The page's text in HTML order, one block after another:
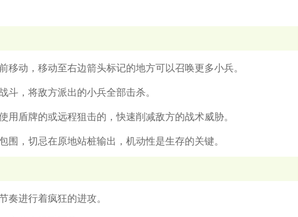
动，移动至右边箭头标记的地方可以召唤更多小兵。
斗，将敌方派出的小兵全部击杀。
盾牌的或远程狙击的，快速削减敌方的战术威胁。
，切忌在原地站桩输出，机动性是生存的关键。
奏进行着疯狂的进攻。